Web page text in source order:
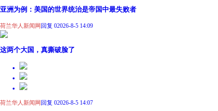
亚洲为例：美国的世界统治是帝国中最失败者
荷兰华人新闻网 回复 02026-8-5 14:09
这两个大国，真撕破脸了
荷兰华人新闻网 回复 02026-8-5 14:07